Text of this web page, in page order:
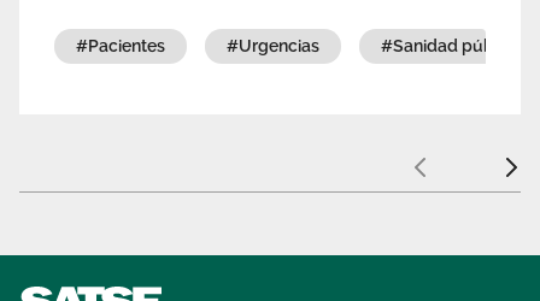
que no permiten una atención adecuada ni
digna, y con profesionales trabajando bajo una
#pacientes #urgencias #sanidad pública
Anterior